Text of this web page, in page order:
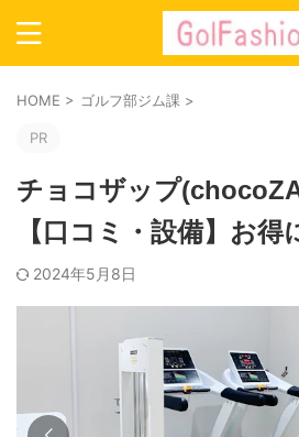
HOME > ゴルフ部ジム課 >
PR
チョコザップ
【口コミ・設備】お得
2024年5月8日